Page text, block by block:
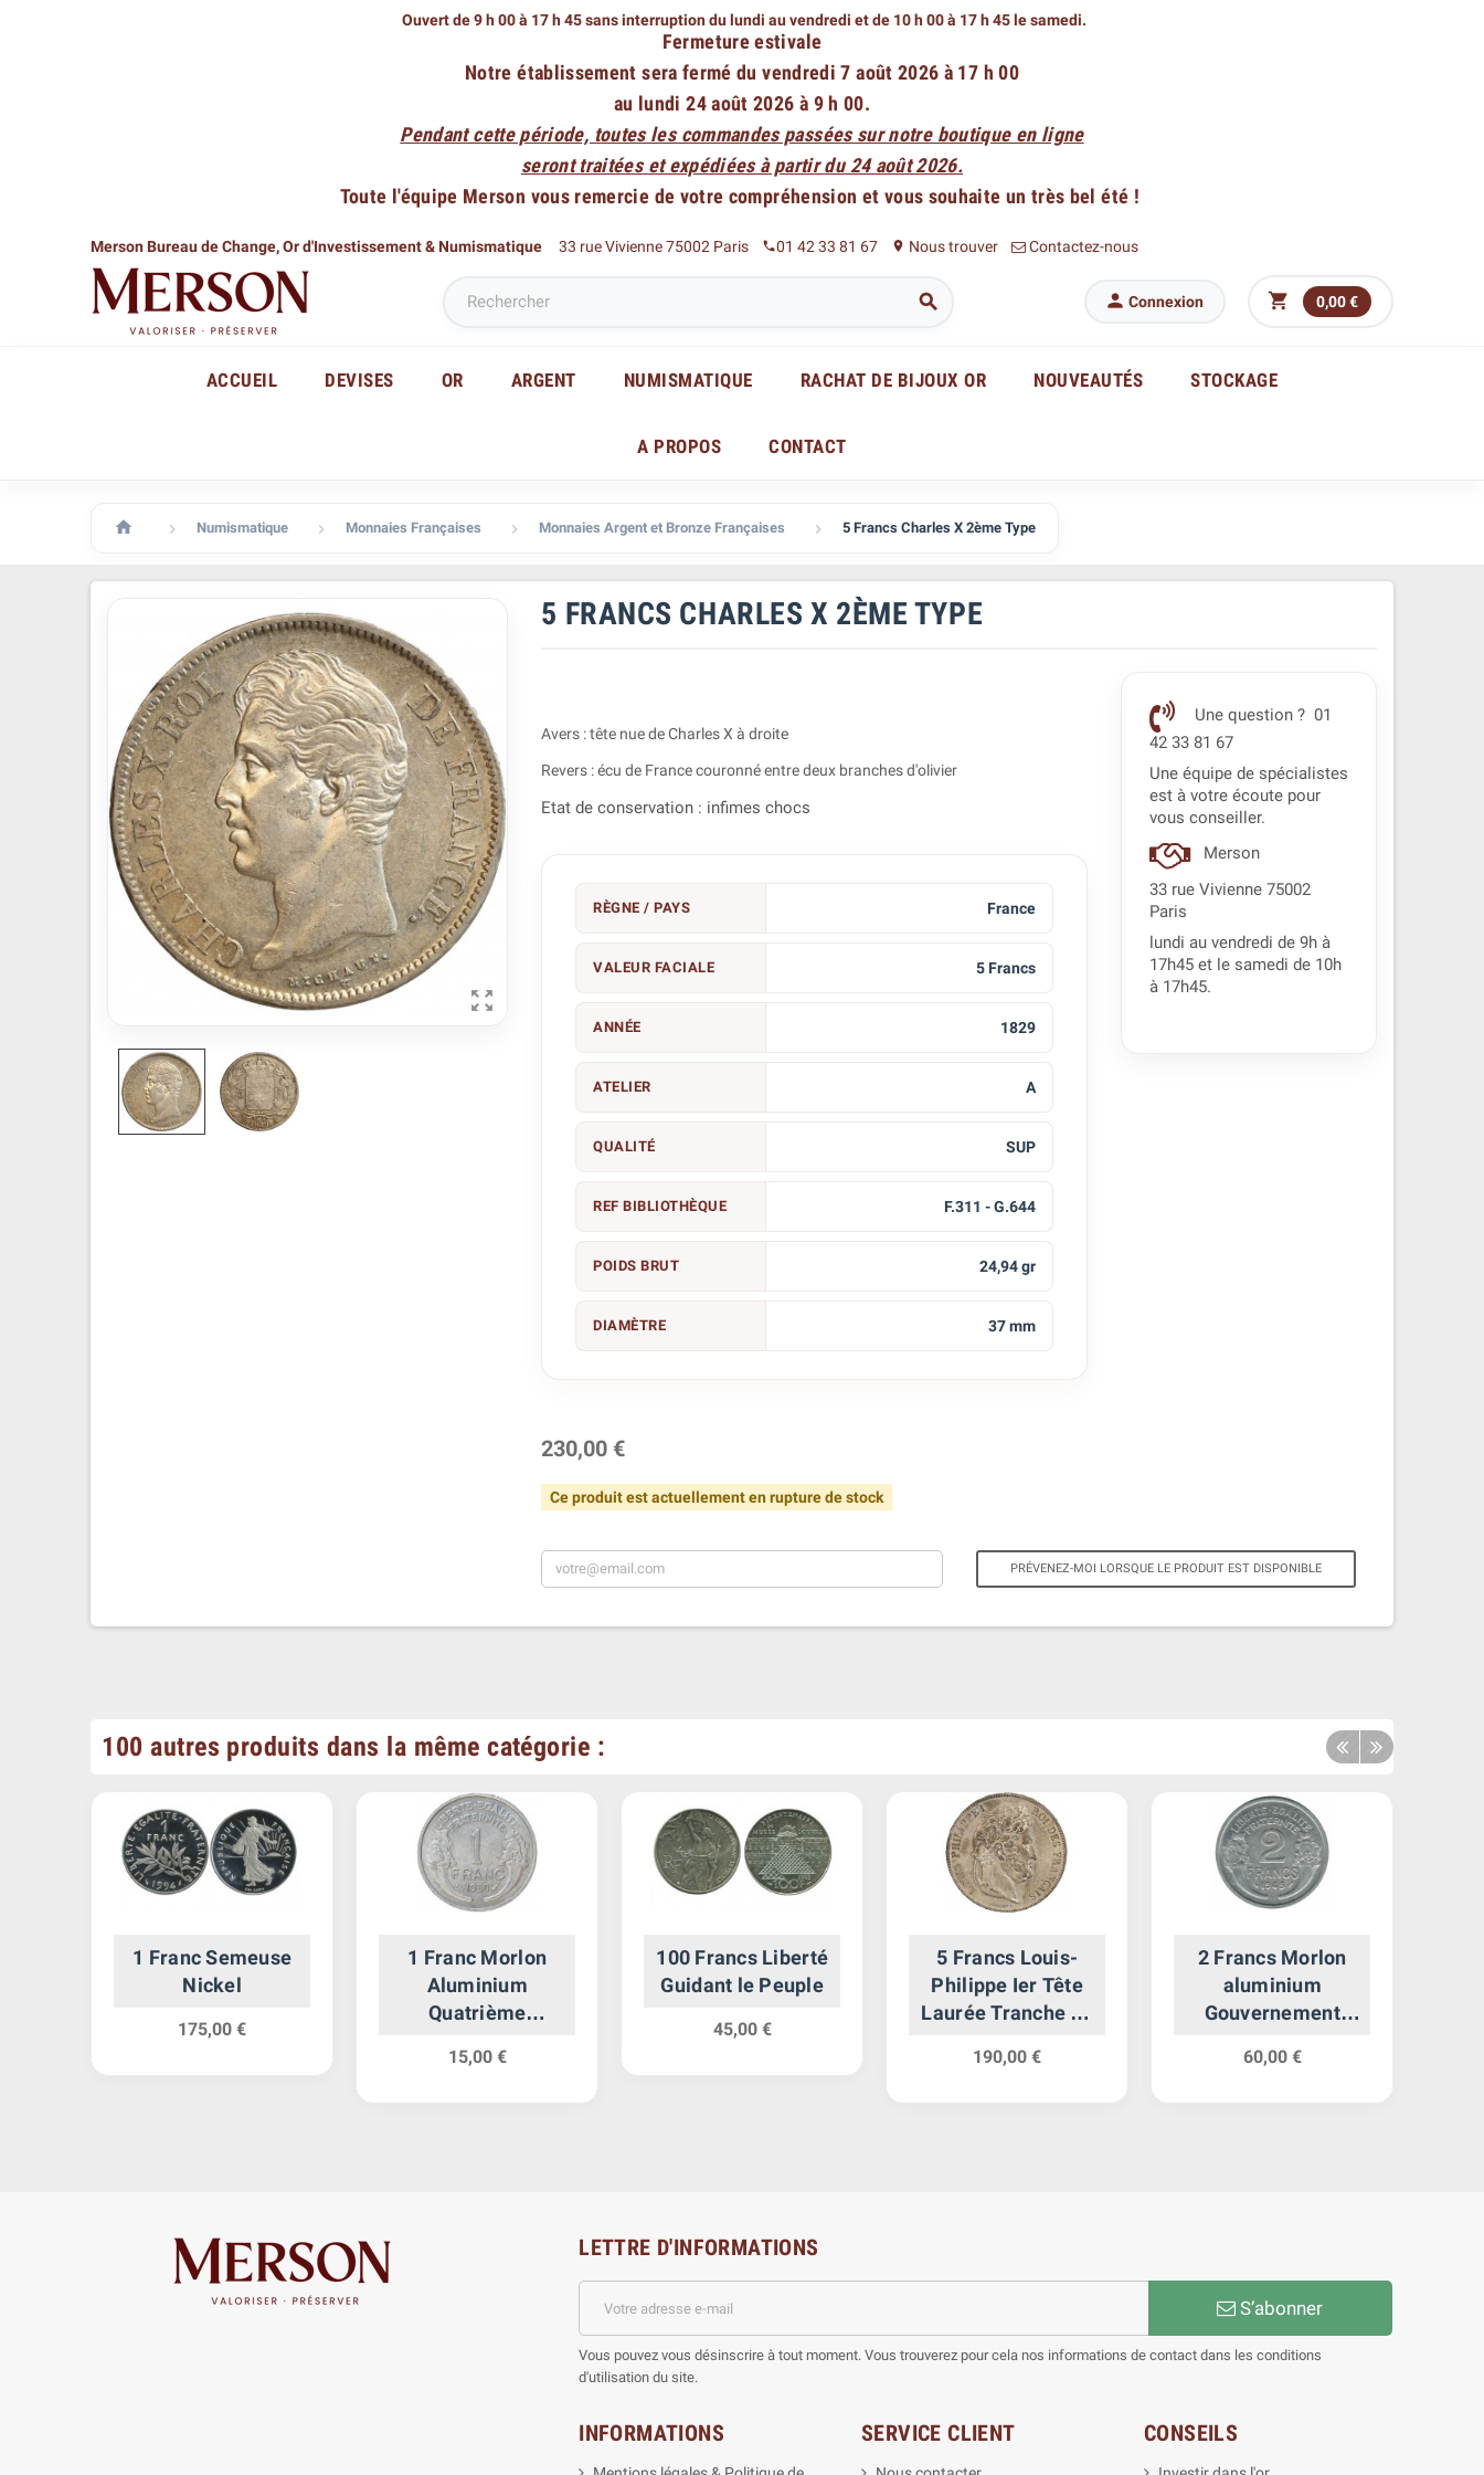
Ouvert de 9 h 00 à 17 h 45 sans interruption du lundi au vendredi et de 10 h 00 à 17 h 45 le samedi.
Fermeture estivale
Notre établissement sera fermé du vendredi 7 août 2026 à 17 h 00
au lundi 24 août 2026 à 9 h 00.
Pendant cette période, toutes les commandes passées sur notre boutique en ligne
seront traitées et expédiées à partir du 24 août 2026.
Toute l'équipe Merson vous remercie de votre compréhension et vous souhaite un très bel été !
Merson Bureau de Change, Or d'Investissement & Numismatique 33 rue Vivienne 75002 Paris phone01 42 33 81 67 place Nous trouver Contactez-nous
  Connexion  0,00 €
ACCUEIL DEVISES OR ARGENT NUMISMATIQUE RACHAT DE BIJOUX OR NOUVEAUTÉS STOCKAGE
A PROPOS CONTACT
  Numismatique  Monnaies Françaises  Monnaies Argent et Bronze Françaises  5 Francs Charles X 2ème Type

5 FRANCS CHARLES X 2ÈME TYPE
Avers : tête nue de Charles X à droite
Revers : écu de France couronné entre deux branches d'olivier
Etat de conservation : infimes chocs
RÈGNE / PAYS France
VALEUR FACIALE 5 Francs
ANNÉE 1829
ATELIER A
QUALITÉ SUP
REF BIBLIOTHÈQUE F.311 - G.644
POIDS BRUT 24,94 gr
DIAMÈTRE 37 mm
230,00 €
Ce produit est actuellement en rupture de stock
Une question ? 01
42 33 81 67
Une équipe de spécialistes
est à votre écoute pour
vous conseiller.
Merson
33 rue Vivienne 75002
Paris
lundi au vendredi de 9h à
17h45 et le samedi de 10h
à 17h45.
PRÉVENEZ-MOI LORSQUE LE PRODUIT EST DISPONIBLE
100 autres produits dans la même catégorie :
1 Franc Semeuse
Nickel
175,00 €
1 Franc Morlon
Aluminium
Quatrième
15,00 €
100 Francs Liberté
Guidant le Peuple
45,00 €
5 Francs Louis-
Philippe Ier Tête
Laurée Tranche En
190,00 €
2 Francs Morlon
aluminium
Gouvernement
60,00 €
LETTRE D'INFORMATIONS
S’abonner
Vous pouvez vous désinscrire à tout moment. Vous trouverez pour cela nos informations de contact dans les conditions
d'utilisation du site.
INFORMATIONS SERVICE CLIENT CONSEILS